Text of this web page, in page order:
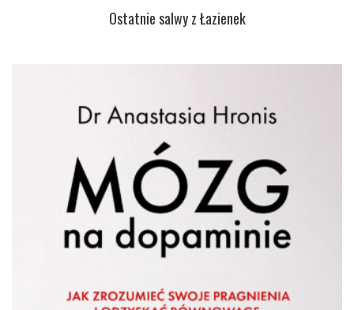
Ostatnie salwy z Łazienek